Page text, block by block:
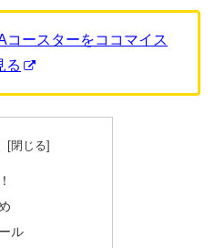
ースターをココマイス
る
ル